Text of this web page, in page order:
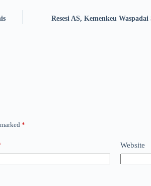
Resesi AS, Kemenkeu
*
Website